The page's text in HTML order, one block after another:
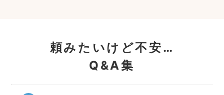
頼みたいけど不安…
Q&A集